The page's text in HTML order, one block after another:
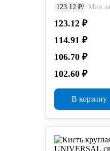
123.12 ₽/
123.12 ₽
114.91 ₽
106.70 ₽
102.60 ₽
В корзину